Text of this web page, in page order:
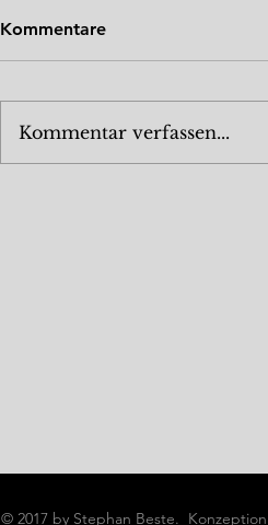
Kommentare
Kommentar verfassen...
© 2017 by Stephan Beste.